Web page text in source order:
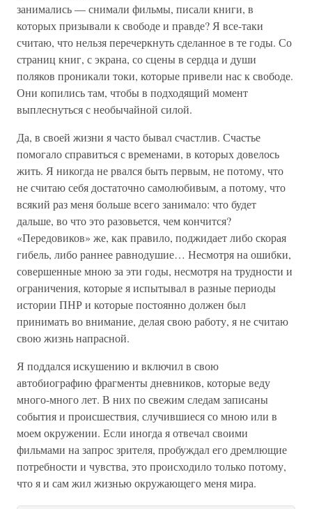
занимались — снимали фильмы, писали книги, в
которых призывали к свободе и правде? Я все-таки
считаю, что нельзя перечеркнуть сделанное в те годы. Со
страниц книг, с экрана, со сцены в сердца и души
поляков проникали токи, которые привели нас к свободе.
Они копились там, чтобы в подходящий момент
выплеснуться с необычайной силой.
Да, в своей жизни я часто бывал счастлив. Счастье
помогало справиться с временами, в которых довелось
жить. Я никогда не рвался быть первым, не потому, что
не считаю себя достаточно самолюбивым, а потому, что
всякий раз меня больше всего занимало: что будет
дальше, во что это разовьется, чем кончится?
«Передовиков» же, как правило, поджидает либо скорая
гибель, либо раннее равнодушие… Несмотря на ошибки,
совершенные мною за эти годы, несмотря на трудности и
ограничения, которые я испытывал в разные периоды
истории ПНР и которые постоянно должен был
принимать во внимание, делая свою работу, я не считаю
свою жизнь напрасной.
Я поддался искушению и включил в свою
автобиографию фрагменты дневников, которые веду
много-много лет. В них по свежим следам записаны
события и происшествия, случившиеся со мною или в
моем окружении. Если иногда я отвечал своими
фильмами на запрос зрителя, пробуждал его дремлющие
потребности и чувства, это происходило только потому,
что я и сам жил жизнью окружающего меня мира.